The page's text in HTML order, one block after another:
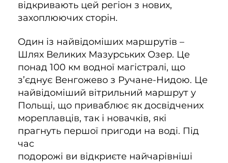
відкривають цей регіон з нових,
захоплюючих сторін.
Один із найвідоміших маршрутів –
Шлях Великих Мазурських Озер. Це
понад 100 км водної магістралі, що
з’єднує Венгожево з Ручане-Нидою. Це
найвідоміший вітрильний маршрут у
Польщі, що приваблює як досвідчених
мореплавців, так і новачків, які
прагнуть першої пригоди на воді. Під
час
подорожі ви відкриєте найчарівніші